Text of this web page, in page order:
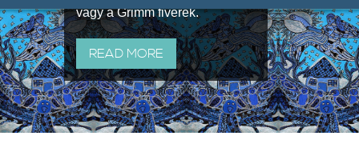
vagy a Grimm fivérek.
READ MORE